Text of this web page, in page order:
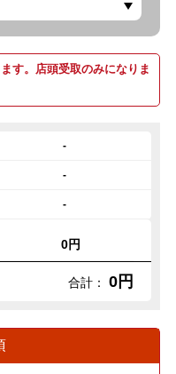
す。店頭受取のみになりま
-
-
-
0円
合計： 0円